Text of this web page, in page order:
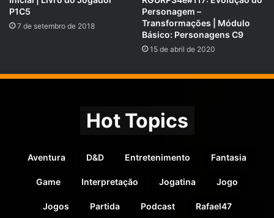
veja nossas Metas e Recompensas para os patronos.
padrim.com.br/rpgnext
P1C5
7 de setembro de 2018
Personagem –
Transformações | Módulo
Básico: Personagens C9
15 de abril de 2020
Hot Topics
Aventura D&D Entretenimento Fantasia
Game Interpretação Jogatina Jogo
Jogos Partida Podcast Rafael47